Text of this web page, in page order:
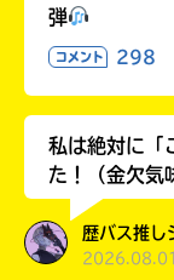
弾
コメント 298
私は絶対に「
た！（金欠気
歴バス推
2026.08.01